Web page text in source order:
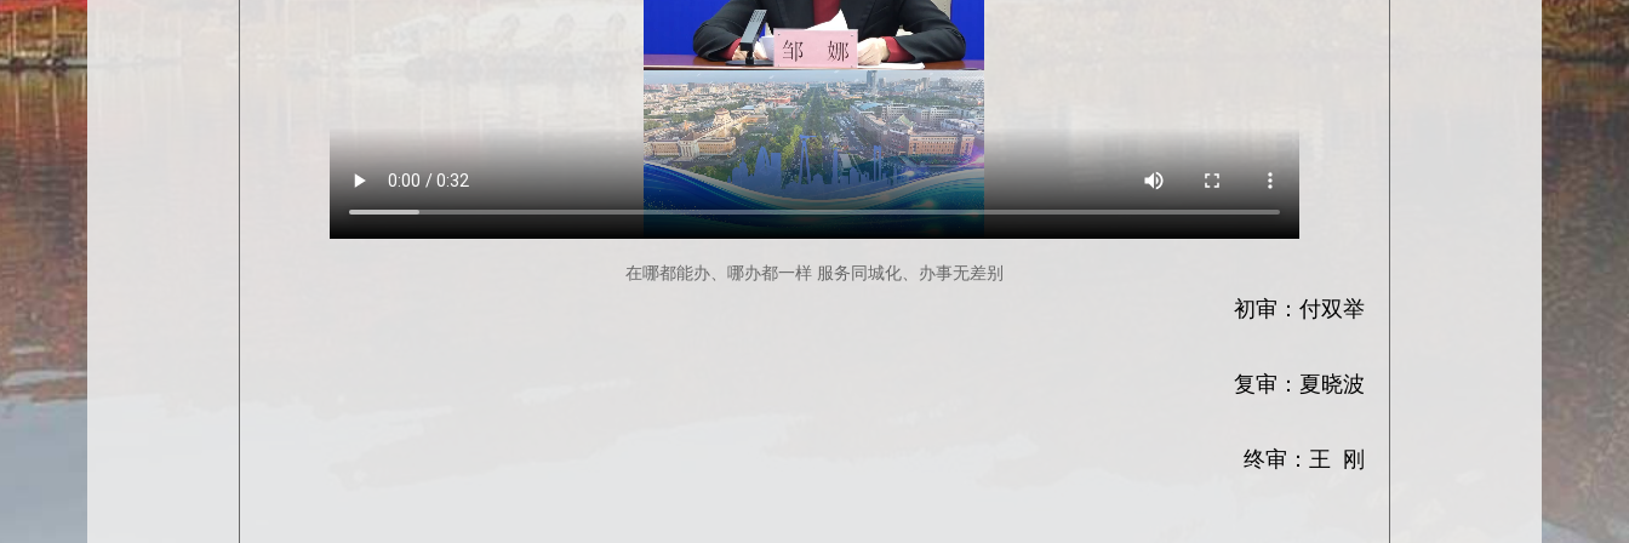
在哪都能办、哪办都一样 服务同城化、办事无差别
初审：付双举
复审：夏晓波
终审：王 刚